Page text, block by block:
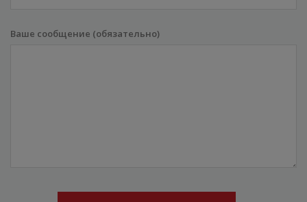
Ваше сообщение (обязательно)